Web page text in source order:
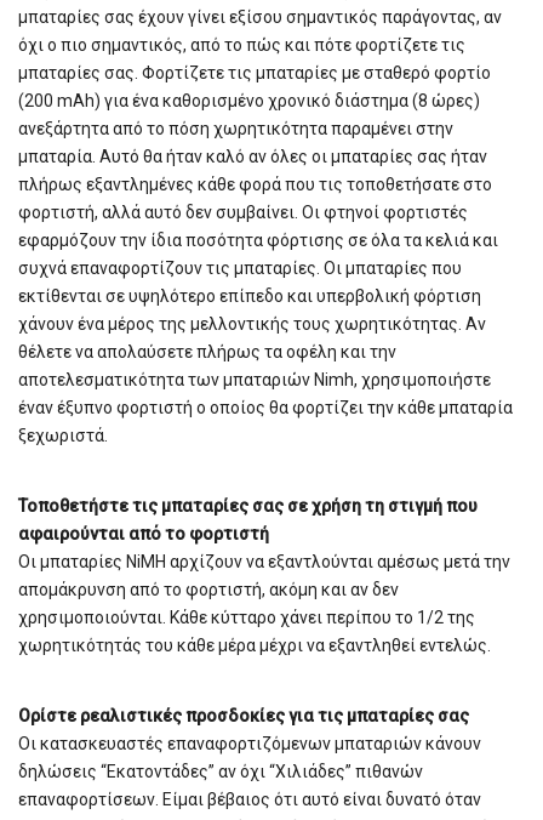
μπαταρίες σας έχουν γίνει εξίσου σημαντικός παράγοντας, αν
όχι ο πιο σημαντικός, από το πώς και πότε φορτίζετε τις
μπαταρίες σας. Φορτίζετε τις μπαταρίες με σταθερό φορτίο
(200 mAh) για ένα καθορισμένο χρονικό διάστημα (8 ώρες)
ανεξάρτητα από το πόση χωρητικότητα παραμένει στην
μπαταρία. Αυτό θα ήταν καλό αν όλες οι μπαταρίες σας ήταν
πλήρως εξαντλημένες κάθε φορά που τις τοποθετήσατε στο
φορτιστή, αλλά αυτό δεν συμβαίνει. Οι φτηνοί φορτιστές
εφαρμόζουν την ίδια ποσότητα φόρτισης σε όλα τα κελιά και
συχνά επαναφορτίζουν τις μπαταρίες. Οι μπαταρίες που
εκτίθενται σε υψηλότερο επίπεδο και υπερβολική φόρτιση
χάνουν ένα μέρος της μελλοντικής τους χωρητικότητας. Αν
θέλετε να απολαύσετε πλήρως τα οφέλη και την
αποτελεσματικότητα των μπαταριών Nimh, χρησιμοποιήστε
έναν έξυπνο φορτιστή ο οποίος θα φορτίζει την κάθε μπαταρία
ξεχωριστά.
Τοποθετήστε τις μπαταρίες σας σε χρήση τη στιγμή που
αφαιρούνται από το φορτιστή
Οι μπαταρίες NiMH αρχίζουν να εξαντλούνται αμέσως μετά την
απομάκρυνση από το φορτιστή, ακόμη και αν δεν
χρησιμοποιούνται. Κάθε κύτταρο χάνει περίπου το 1/2 της
χωρητικότητάς του κάθε μέρα μέχρι να εξαντληθεί εντελώς.
Ορίστε ρεαλιστικές προσδοκίες για τις μπαταρίες σας
Οι κατασκευαστές επαναφορτιζόμενων μπαταριών κάνουν
δηλώσεις “Εκατοντάδες” αν όχι “Χιλιάδες” πιθανών
επαναφορτίσεων. Είμαι βέβαιος ότι αυτό είναι δυνατό όταν